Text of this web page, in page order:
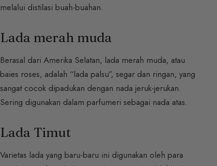
melalui distilasi buah-buahan.
Lada merah muda
Berasal dari Amerika Selatan, lada merah muda, atau
baies roses, adalah “lada palsu”, segar dan ringan, yang
sangat cocok dipadukan dengan nada jeruk-jerukan.
Sering digunakan dalam parfumeri sebagai nada atas.
Lada Timut
Varietas lada yang baru-baru ini digunakan oleh para